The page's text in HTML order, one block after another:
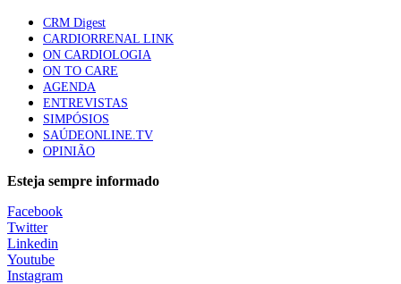
CRM Digest
CARDIORRENAL LINK
ON CARDIOLOGIA
ON TO CARE
AGENDA
ENTREVISTAS
SIMPÓSIOS
SAÚDEONLINE.TV
OPINIÃO
Esteja sempre informado
Facebook
Twitter
Linkedin
Youtube
Instagram